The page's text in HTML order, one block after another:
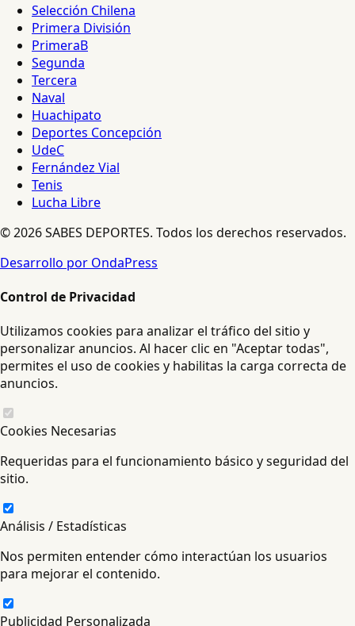
Selección Chilena
Primera División
PrimeraB
Segunda
Tercera
Naval
Huachipato
Deportes Concepción
UdeC
Fernández Vial
Tenis
Lucha Libre
© 2026 SABES DEPORTES. Todos los derechos reservados.
Desarrollo por OndaPress
Control de Privacidad
Utilizamos cookies para analizar el tráfico del sitio y
personalizar anuncios. Al hacer clic en "Aceptar todas",
permites el uso de cookies y habilitas la carga correcta de
anuncios.
Cookies Necesarias
Requeridas para el funcionamiento básico y seguridad del
sitio.
Análisis / Estadísticas
Nos permiten entender cómo interactúan los usuarios
para mejorar el contenido.
Publicidad Personalizada